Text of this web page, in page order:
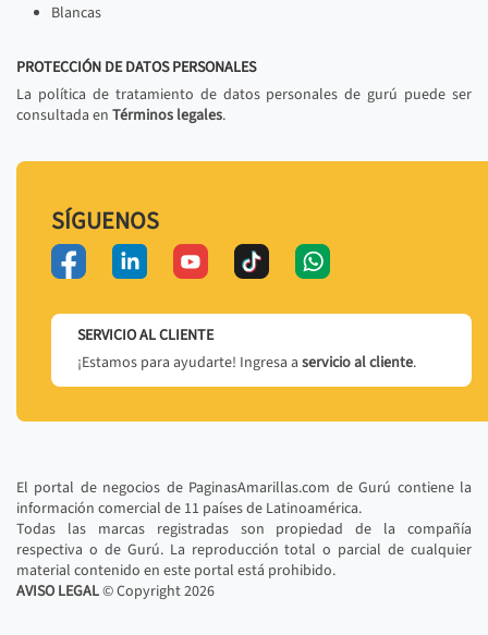
Blancas
PROTECCIÓN DE DATOS PERSONALES
La política de tratamiento de datos personales de gurú puede ser
consultada en Términos legales.
SÍGUENOS
SERVICIO AL CLIENTE
¡Estamos para ayudarte! Ingresa a servicio al cliente.
El portal de negocios de PaginasAmarillas.com de Gurú contiene la
información comercial de 11 países de Latinoamérica.
Todas las marcas registradas son propiedad de la compañía
respectiva o de Gurú. La reproducción total o parcial de cualquier
material contenido en este portal está prohibido.
AVISO LEGAL© Copyright2026